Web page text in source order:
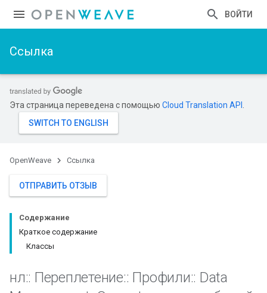
ВОЙТИ
Ссылка
Эта страница переведена с помощью Cloud Translation API
OpenWeave Ссылка
ОТПРАВИТЬ ОТЗЫВ
Содержание
Краткое содержание
Классы
нл:: Переплетение:: Профили:: Data